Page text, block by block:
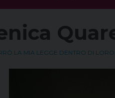
LA MIA LEGGE DENTRO DI